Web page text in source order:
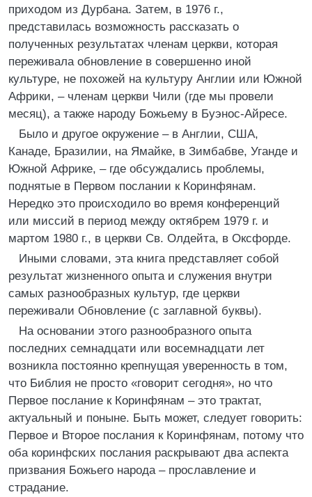
приходом из Дурбана. Затем, в 1976 г.,
представилась возможность рассказать о
полученных результатах членам церкви, которая
переживала обновление в совершенно иной
культуре, не похожей на культуру Англии или Южной
Африки, – членам церкви Чили (где мы провели
месяц), а также народу Божьему в Буэнос-Айресе.
Было и другое окружение – в Англии, США,
Канаде, Бразилии, на Ямайке, в Зимбабве, Уганде и
Южной Африке, – где обсуждались проблемы,
поднятые в Первом послании к Коринфянам.
Нередко это происходило во время конференций
или миссий в период между октябрем 1979 г. и
мартом 1980 г., в церкви Св. Олдейта, в Оксфорде.
Иными словами, эта книга представляет собой
результат жизненного опыта и служения внутри
самых разнообразных культур, где церкви
переживали Обновление (с заглавной буквы).
На основании этого разнообразного опыта
последних семнадцати или восемнадцати лет
возникла постоянно крепнущая уверенность в том,
что Библия не просто «говорит сегодня», но что
Первое послание к Коринфянам – это трактат,
актуальный и поныне. Быть может, следует говорить:
Первое и Второе послания к Коринфянам, потому что
оба коринфских послания раскрывают два аспекта
призвания Божьего народа – прославление и
страдание.